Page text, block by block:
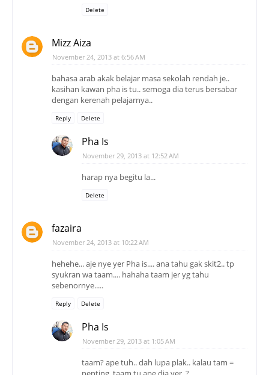
Delete
Mizz Aiza
November 24, 2013 at 6:56 AM
bahasa arab akak belajar masa sekolah rendah je..
kasihan kawan pha is tu.. semoga dia terus bersabar
dengan kerenah pelajarnya..
Reply Delete
Pha Is
November 29, 2013 at 12:52 AM
harap nya begitu la...
Delete
fazaira
November 24, 2013 at 10:22 AM
hehehe... aje nye yer Pha is.... ana tahu gak skit2.. tp
syukran wa taam.... hahaha taam jer yg tahu
sebenornye.....
Reply Delete
Pha Is
November 29, 2013 at 1:05 AM
taam? ape tuh.. dah lupa plak.. kalau tam =